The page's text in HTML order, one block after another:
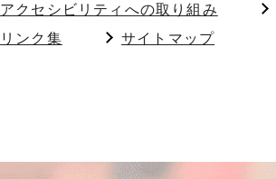
アクセシビリティへの取り組み
リンク集
サイトマップ